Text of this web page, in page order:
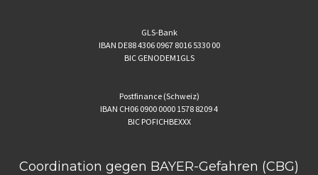
GLS-Bank
IBAN DE88 4306 0967 8016 5330 00
BIC GENODEM1GLS
Postfinance (Schweiz)
IBAN CH06 0900 0000 1578 8209 4
BIC POFICHBEXXX
Coordination gegen BAYER-Gefahren (CBG)